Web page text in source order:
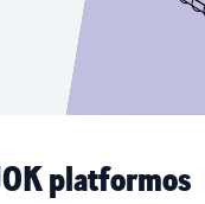
platformos